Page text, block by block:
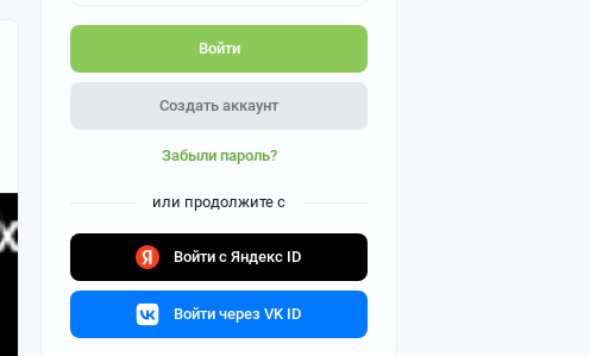
Войти
Создать аккаунт
Забыли пароль?
или продолжите с
Войти с Яндекс ID
Войти через VK ID